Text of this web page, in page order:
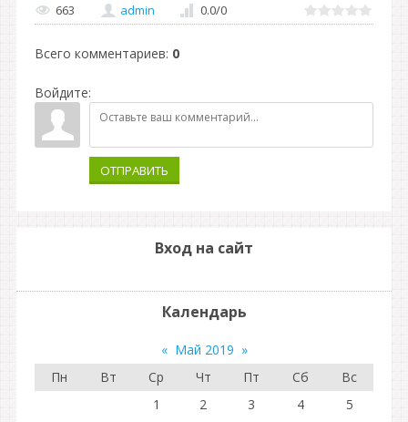
663 admin 0.0/0
Всего комментариев: 0
Войдите:
ОТПРАВИТЬ
Вход на сайт
Календарь
« Май 2019 »
Пн
Вт Ср Чт Пт Сб
Вс
1
2 3 4
5